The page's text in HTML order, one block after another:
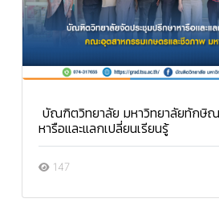
บัณฑิตวิทยาลัย มหาวิทยาลัยทักษิณ
หารือและแลกเปลี่ยนเรียนรู้
147